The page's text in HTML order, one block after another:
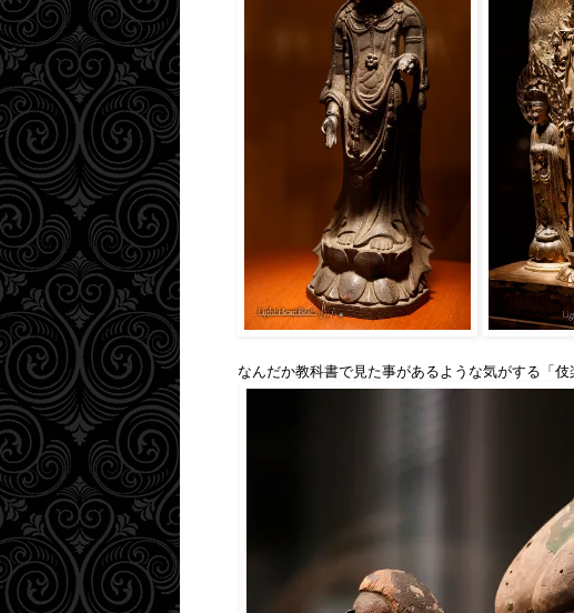
なんだか教科書で見た事があるような気がする「